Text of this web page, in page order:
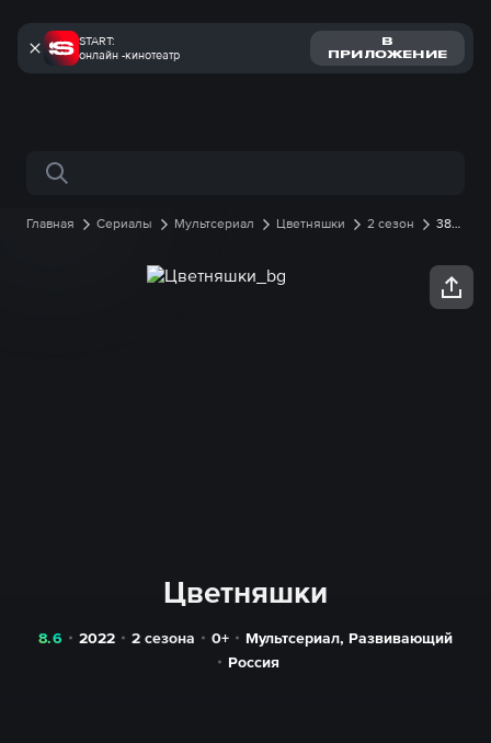
START:
онлайн -кинотеатр
В
ПРИЛОЖЕНИЕ
Поиск по сайту
Главная Сериалы Мультсериал Цветняшки 2 сезон
38
Цветняшки
8.6 2022 2 сезона 0+ Мультсериал, Развивающий
Россия